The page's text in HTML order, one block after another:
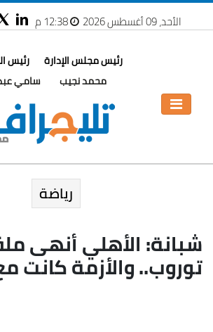
الأحد، 09 أغسطس 2026 12:38 م
رئيس مجلس الإدارة
محمد نجيب
رئيس
سامي
رياضة
شبانة: الأهلي أنهى
توروب.. والأزمة كانت